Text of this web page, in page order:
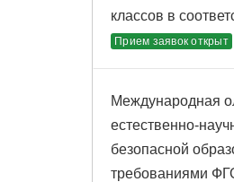
классов в
Прием заявок открыт
Международная
естественно-
безопасной
требованиями